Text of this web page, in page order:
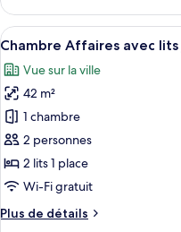
lits
jumeaux
le
type
de
Chambre
Exécutive
avec
lits
jumeaux
Afficher
toutes
les
photos
pour
ce
type
de
chambre :
Chambre
6
Chambre Affaires avec lits
Vue sur la ville
42 m²
1 chambre
2 personnes
2 lits 1 place
Wi-Fi gratuit
Plus de détails
Plus